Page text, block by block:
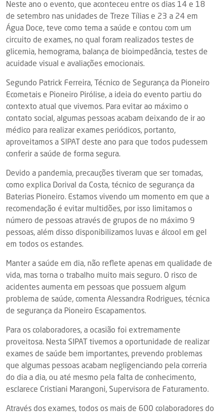
Neste ano o evento, que aconteceu entre os dias 14 e 18
de setembro nas unidades de Treze Tílias e 23 a 24 em
Água Doce, teve como tema a saúde e contou com um
circuito de exames, no qual foram realizados testes de
glicemia, hemograma, balança de bioimpedância, testes de
acuidade visual e avaliações emocionais.
Segundo Patrick Ferreira, Técnico de Segurança da Pioneiro
Ecometais e Pioneiro Pirólise, a ideia do evento partiu do
contexto atual que vivemos. Para evitar ao máximo o
contato social, algumas pessoas acabam deixando de ir ao
médico para realizar exames periódicos, portanto,
aproveitamos a SIPAT deste ano para que todos pudessem
conferir a saúde de forma segura.
Devido a pandemia, precauções tiveram que ser tomadas,
como explica Dorival da Costa, técnico de segurança da
Baterias Pioneiro. Estamos vivendo um momento em que a
recomendação é evitar multidões, por isso limitamos o
número de pessoas através de grupos de no máximo 9
pessoas, além disso disponibilizamos luvas e álcool em gel
em todos os estandes.
Manter a saúde em dia, não reflete apenas em qualidade de
vida, mas torna o trabalho muito mais seguro. O risco de
acidentes aumenta em pessoas que possuem algum
problema de saúde, comenta Alessandra Rodrigues, técnica
de segurança da Pioneiro Escapamentos.
Para os colaboradores, a ocasião foi extremamente
proveitosa. Nesta SIPAT tivemos a oportunidade de realizar
exames de saúde bem importantes, prevendo problemas
que algumas pessoas acabam negligenciando pela correria
do dia a dia, ou até mesmo pela falta de conhecimento,
esclarece Cristiani Marangoni, Supervisora de Faturamento.
Através dos exames, todos os mais de 600 colaboradores do